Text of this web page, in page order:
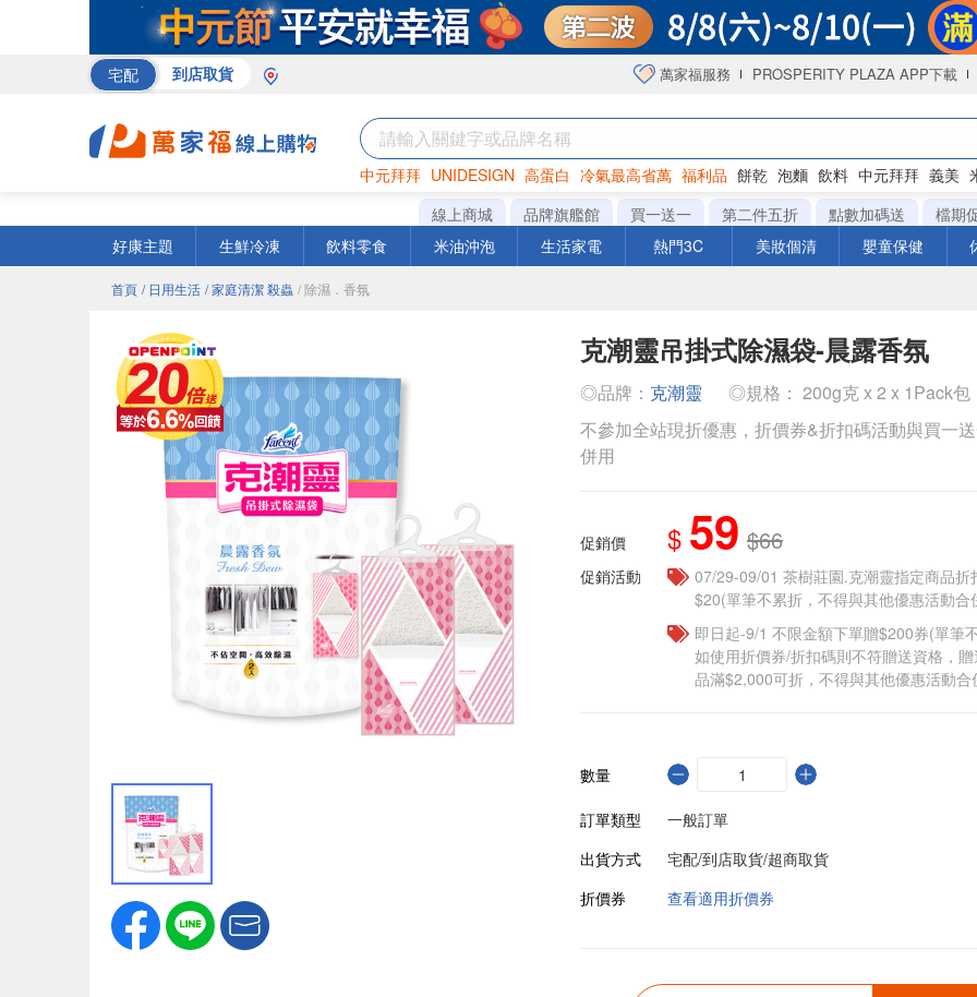
宅配 到店取貨 萬家福服務 PROSPERITY PLAZA APP下載
中元拜拜 UNIDESIGN 高蛋白 冷氣最高省萬 福利品 餅乾 泡麵 飲料 中元拜拜 義美
罐頭 咖啡 海苔
線上商城 品牌旗艦館 買一送一 第二件五折 點數加碼送
檔期
好康主題
生鮮冷凍 飲料零食 米油沖泡 生活家電 熱門3C 美妝個清 嬰童保健
首頁 / 日用生活 / 家庭清潔 殺蟲 / 除濕．香氛
克潮靈吊掛式除濕袋-晨露香氛
◎品牌： 克潮靈
◎規格： 200g克 x 2 x 1Pack包
不參加全站現折優惠，折價券&折扣碼活動與買一
併用
促銷價 $ 59 $66
促銷活動
07/29-09/01 茶樹莊園.克潮靈指定商品折
$20(單筆不累折，不得與其他優惠活動合
即日起-9/1 不限金額下單贈$200券(單筆
如使用折價券/折扣碼則不符贈送資格，
品滿$2,000可折，不得與其他優惠活動合
數量
訂單類型
一般訂單
出貨方式
宅配/到店取貨/超商取貨
折價券
查看適用折價券